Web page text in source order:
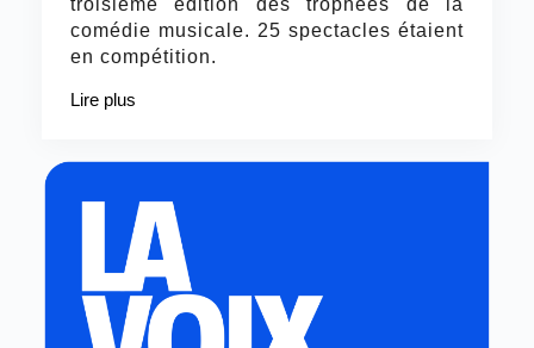
comédie musicale. 25 spectacles étaient
en compétition.
Lire plus